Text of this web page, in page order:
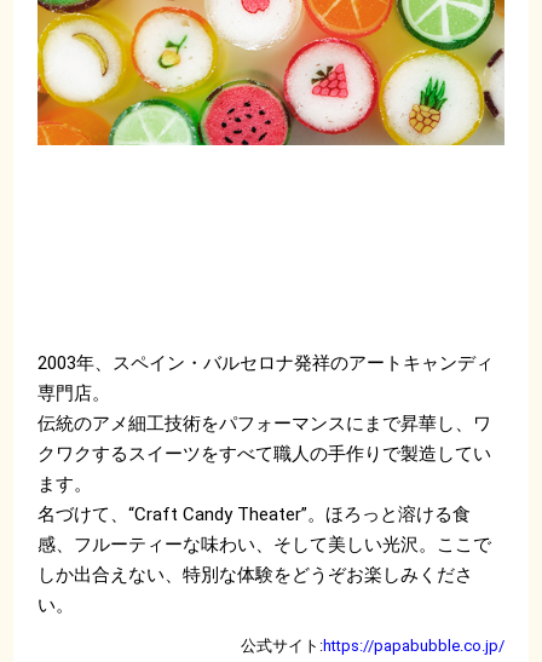
2003年、スペイン・バルセロナ発祥のアートキャンディ
専門店。
伝統のアメ細工技術をパフォーマンスにまで昇華し、ワ
クワクするスイーツをすべて職人の手作りで製造してい
ます。
名づけて、“Craft Candy Theater”。ほろっと溶ける食
感、フルーティーな味わい、そして美しい光沢。ここで
しか出合えない、特別な体験をどうぞお楽しみくださ
い。
公式サイト:https://papabubble.co.jp/